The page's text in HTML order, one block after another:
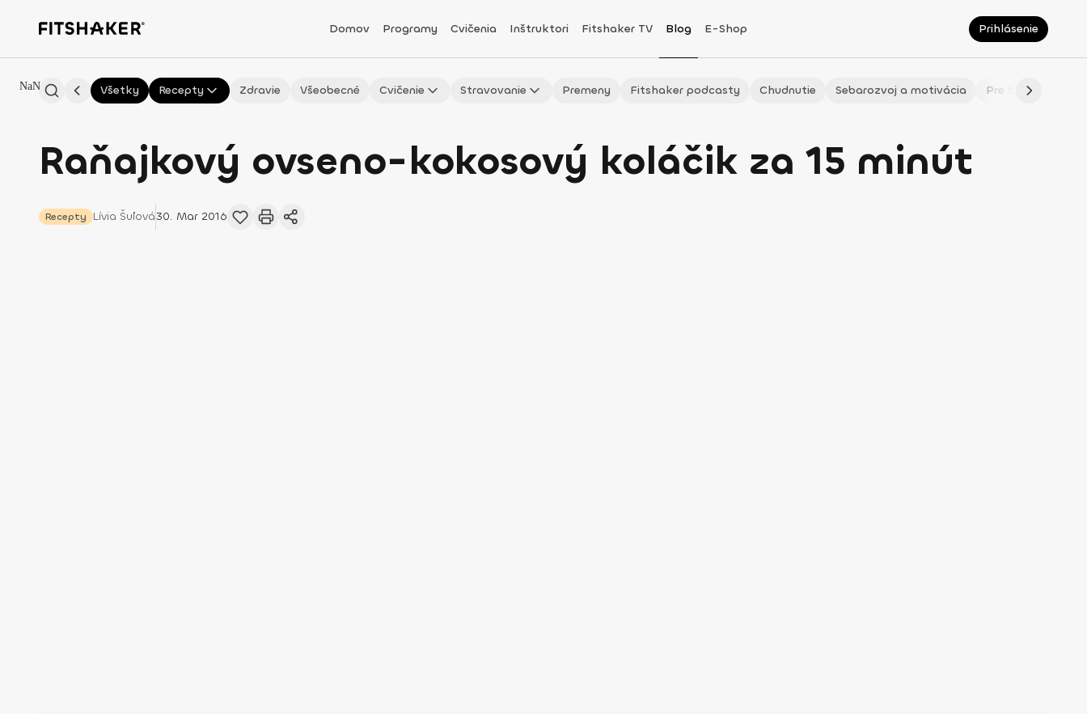
Domov Programy Cvičenia Inštruktori Fitshaker TV Blog E-Shop Prihlásenie
Všetky Recepty Zdravie Všeobecné Cvičenie Stravovanie Premeny Fitshaker podcasty Chudnutie Sebarozvoj a motivácia Pre fitmaminky
Raňajkový ovseno-kokosový koláčik za 15 minút
Recepty Lívia Šuľová30. Mar 2016
NaN